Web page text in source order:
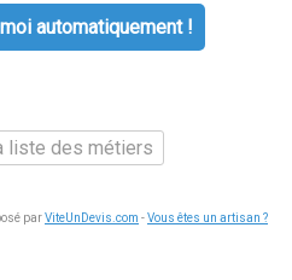
automatiquement !
liste des métiers
parViteUnDevis.com -Vous êtes un artisan ?